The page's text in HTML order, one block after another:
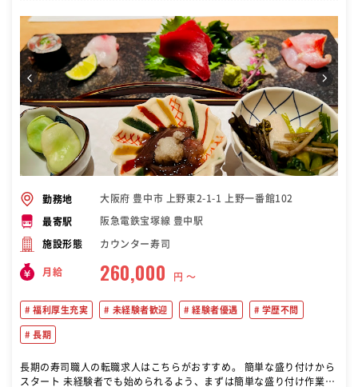
勤務地 大阪府 豊中市 上野東2-1-1 上野一番館102
最寄駅 阪急電鉄宝塚線 豊中駅
施設形態 カウンター寿司
月給 260,000 円 〜
福利厚生充実 未経験者歓迎 経験者優遇 学歴不問
長期
長期の寿司職人の転職求人はこちらがおすすめ。 簡単な盛り付けから
スタート 未経験者でも始められるよう、まずは簡単な盛り付け作業か